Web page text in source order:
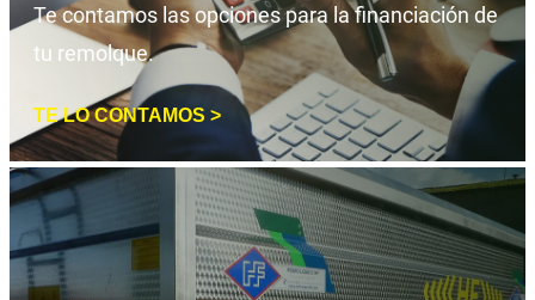
Te contamos las opciones para la financiación de
tu remolque.
TE LO CONTAMOS >